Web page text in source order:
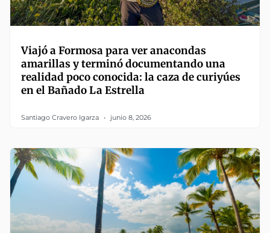
Viajó a Formosa para ver anacondas
amarillas y terminó documentando una
realidad poco conocida: la caza de curiyúes
en el Bañado La Estrella
Santiago Cravero Igarza junio 8, 2026